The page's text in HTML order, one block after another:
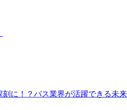
刻に！？バス業界が活躍できる未